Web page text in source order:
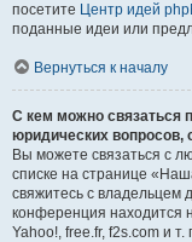
посетите Центр идей
поданные идеи или
Вернуться к началу
С кем можно связаться
юридических вопросов,
Вы можете связаться с
списке на странице
свяжитесь с владельцем
конференция находится
Yahoo!, free.fr, f2s.com и